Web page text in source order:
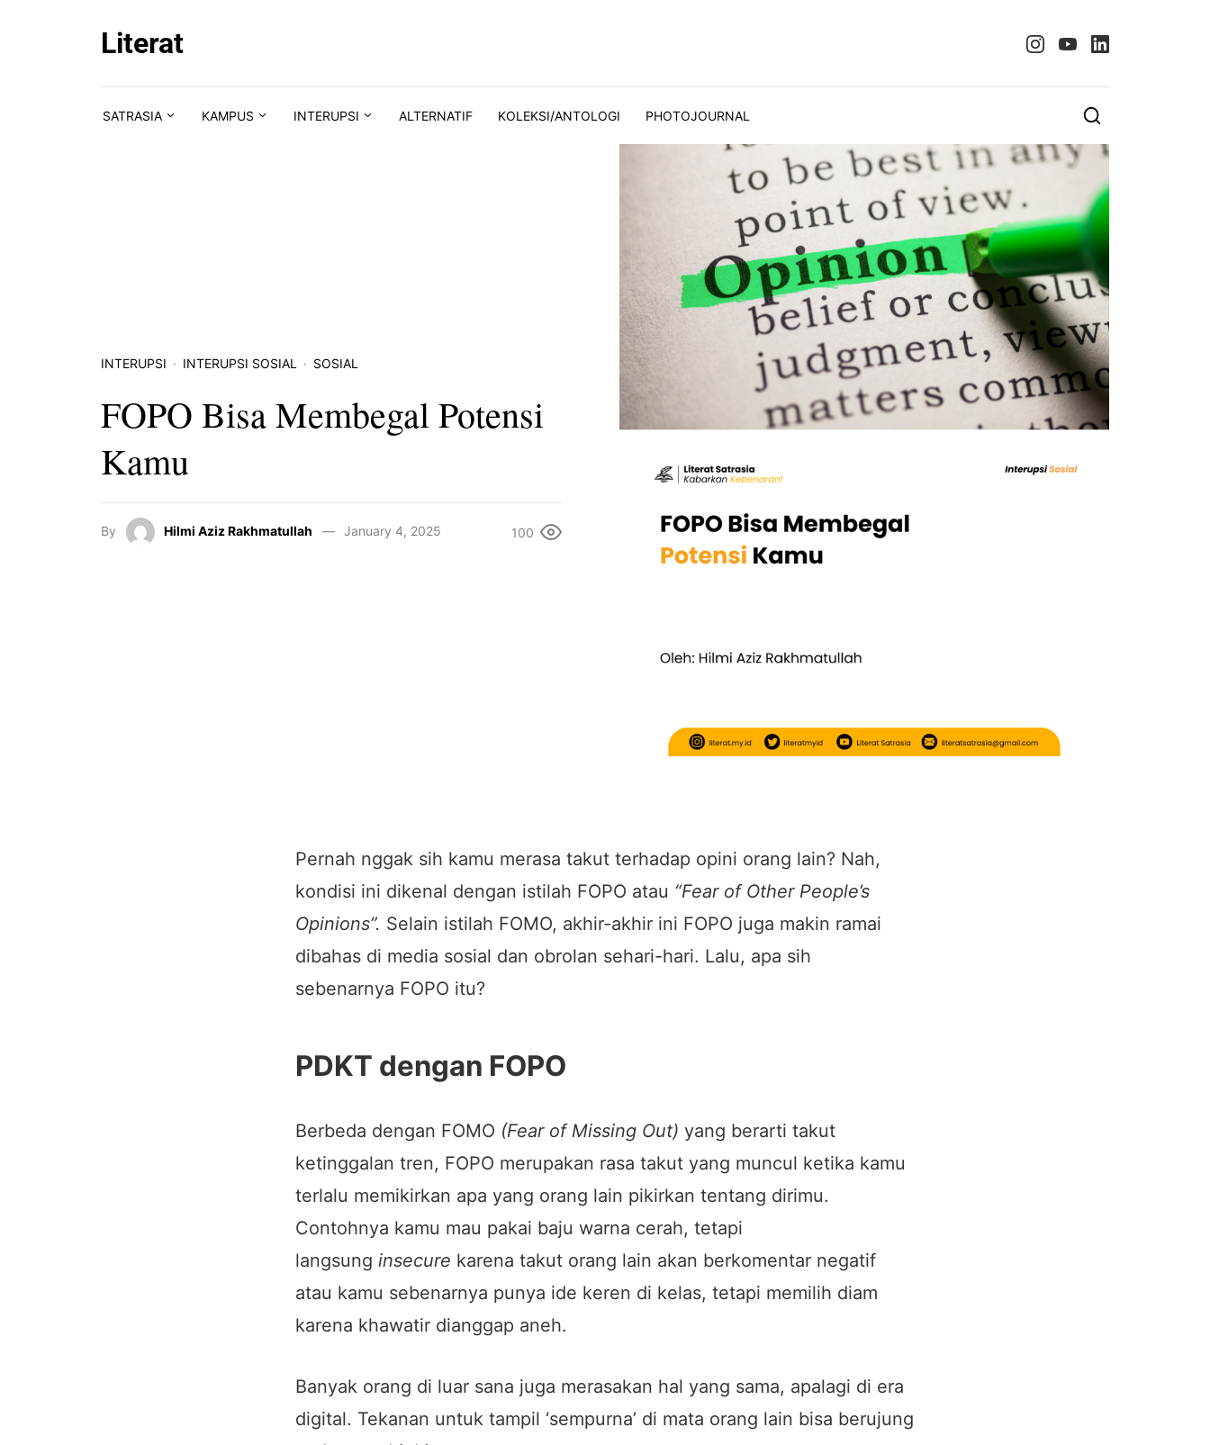
Literat
SATRASIA KAMPUS INTERUPSI ALTERNATIF KOLEKSI/ANTOLOGI PHOTOJOURNAL
INTERUPSI INTERUPSI SOSIAL SOSIAL
FOPO Bisa Membegal Potensi
Kamu
By Hilmi Aziz Rakhmatullah January 4, 2025 100
Pernah nggak sih kamu merasa takut terhadap opini orang lain? Nah,
kondisi ini dikenal dengan istilah FOPO atau “Fear of Other People’s
Opinions”. Selain istilah FOMO, akhir-akhir ini FOPO juga makin ramai
dibahas di media sosial dan obrolan sehari-hari. Lalu, apa sih
sebenarnya FOPO itu?
PDKT dengan FOPO
Berbeda dengan FOMO (Fear of Missing Out) yang berarti takut
ketinggalan tren, FOPO merupakan rasa takut yang muncul ketika kamu
terlalu memikirkan apa yang orang lain pikirkan tentang dirimu.
Contohnya kamu mau pakai baju warna cerah, tetapi
langsung insecure karena takut orang lain akan berkomentar negatif
atau kamu sebenarnya punya ide keren di kelas, tetapi memilih diam
karena khawatir dianggap aneh.
Banyak orang di luar sana juga merasakan hal yang sama, apalagi di era
digital. Tekanan untuk tampil ‘sempurna’ di mata orang lain bisa berujung